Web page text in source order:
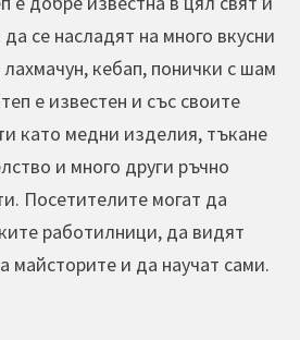
се насладят на много вкусни
кебап, понички с шам
е известен и със своите
като медни изделия, тъкане
и много други ръчно
Посетителите могат да
работилници, да видят
майсторите и да научат сами.